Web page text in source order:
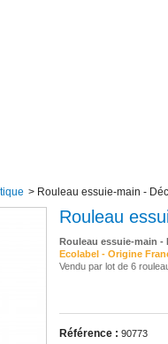
> Rouleau essuie-main -
Rouleau
Rouleau essuie-main -
Ecolabel - Origine
Vendu par lot de 6
Référence : 90773